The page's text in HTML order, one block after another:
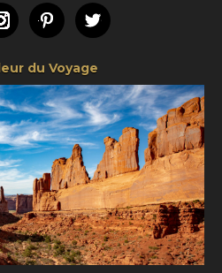
InstagramPinterestTwitter
du Voyage